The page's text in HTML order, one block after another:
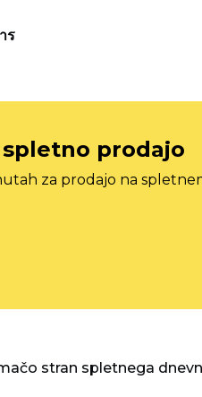
ร
prodajo
za prodajo na
stran spletnega